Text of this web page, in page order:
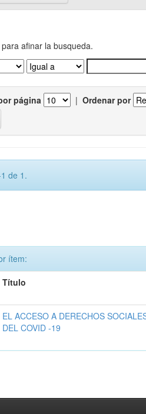
afinar la busqueda.
página | Ordenar por
de 1.
ítem:
Título
EL ACCESO A DERECHOS
DEL COVID -19